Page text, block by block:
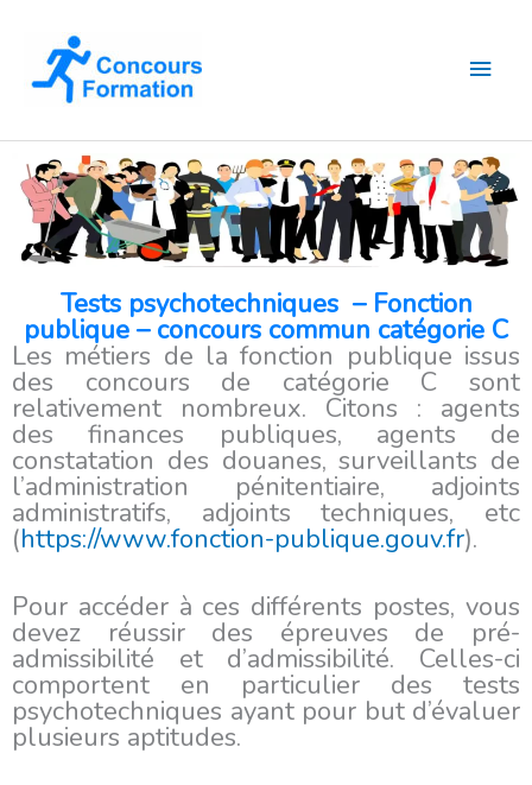
contenu
Tests psychotechniques – Fonction
publique – concours commun catégorie C
Les métiers de la fonction publique issus
des concours de catégorie C sont
relativement nombreux. Citons : agents
des finances publiques, agents de
constatation des douanes, surveillants de
l’administration pénitentiaire, adjoints
administratifs, adjoints techniques, etc
(https://www.fonction-publique.gouv.fr).
Pour accéder à ces différents postes, vous
devez réussir des épreuves de pré-
admissibilité et d’admissibilité. Celles-ci
comportent en particulier des tests
psychotechniques ayant pour but d’évaluer
plusieurs aptitudes.